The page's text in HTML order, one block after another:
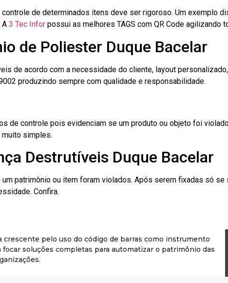
de determinados itens deve ser rigoroso. Um exemplo
A 3 Tec Infor possui as melhores TAGS com QR Code agilizando
de Poliester Duque Bacelar
de acordo com a necessidade do cliente, layout
produzindo sempre com qualidade e responsabilidade.
de controle pois evidenciam se um produto ou objeto foi
muito simples.
Destrutíveis Duque Bacelar
patrimônio ou item foram violados. Após serem fixadas só
Confira.
pelo uso do código de barras como instrumento
soluções completas para automatizar o patrimônio das